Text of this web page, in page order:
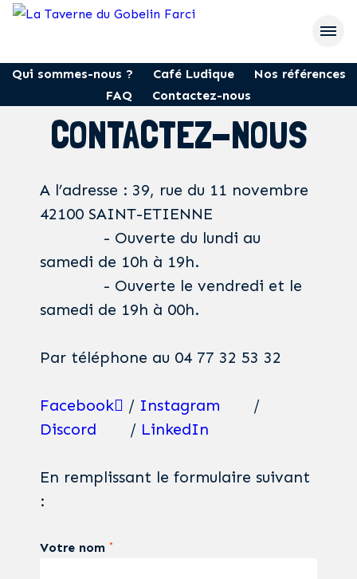
Qui sommes-nous ? Café Ludique
Nos références
FAQ
Contactez-nous
CONTACTEZ-NOUS
A l’adresse : 39, rue du 11 novembre
42100 SAINT-ETIENNE
- Ouverte du lundi au
samedi de 10h à 19h.
- Ouverte le vendredi et le
samedi de 19h à 00h.
Par téléphone au 04 77 32 53 32
Facebook / Instagram
/
Discord
/ LinkedIn
En remplissant le formulaire suivant
:
Votre nom *